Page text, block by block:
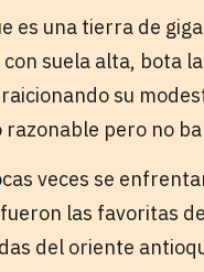
es una tierra de
suela alta, bota
su
razonable pero no
veces se
las favoritas
del oriente